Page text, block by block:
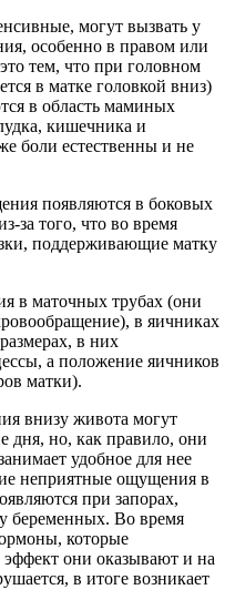
могут вызвать у
особенно в правом или
тем, что при головном
в матке головкой вниз)
в область маминых
кишечника и
боли естественны и не
появляются в боковых
за того, что во время
поддерживающие матку
в маточных трубах (они
в яичниках
в них
а положение яичников
матки).
внизу живота могут
дня, но, как правило, они
удобное для нее
неприятные ощущения в
при запорах,
беременных. Во время
которые
они оказывают и на
в итоге возникает